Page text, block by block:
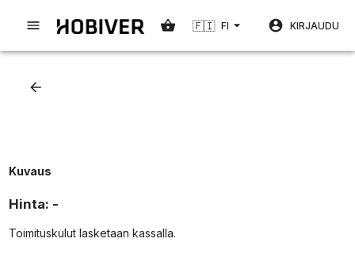
🇫🇮 FI KIRJAUDU
Kuvaus
Hinta: -
Toimituskulut lasketaan kassalla.